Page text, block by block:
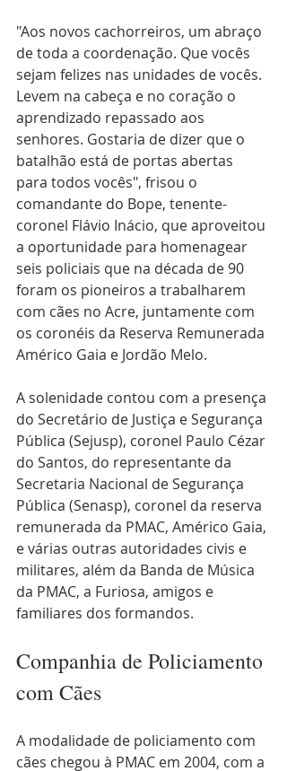
"Aos novos cachorreiros, um abraço
de toda a coordenação. Que vocês
sejam felizes nas unidades de vocês.
Levem na cabeça e no coração o
aprendizado repassado aos
senhores. Gostaria de dizer que o
batalhão está de portas abertas
para todos vocês", frisou o
comandante do Bope, tenente-
coronel Flávio Inácio, que aproveitou
a oportunidade para homenagear
seis policiais que na década de 90
foram os pioneiros a trabalharem
com cães no Acre, juntamente com
os coronéis da Reserva Remunerada
Américo Gaia e Jordão Melo.
A solenidade contou com a presença
do Secretário de Justiça e Segurança
Pública (Sejusp), coronel Paulo Cézar
do Santos, do representante da
Secretaria Nacional de Segurança
Pública (Senasp), coronel da reserva
remunerada da PMAC, Américo Gaia,
e várias outras autoridades civis e
militares, além da Banda de Música
da PMAC, a Furiosa, amigos e
familiares dos formandos.
Companhia de Policiamento
com Cães
A modalidade de policiamento com
cães chegou à PMAC em 2004, com a